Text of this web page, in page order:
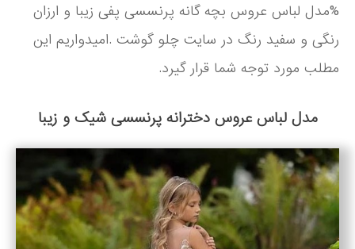
%مدل لباس عروس بچه گانه پرنسسی پفی زیبا و ارزان
رنگی و سفید رنگ در سایت چلو گوشت .امیدواریم این
مطلب مورد توجه شما قرار گیرد.
مدل لباس عروس دخترانه پرنسسی شیک و زیبا